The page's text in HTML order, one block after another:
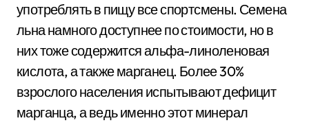
употреблять в пищу все спортсмены. Семена
льна намного доступнее по стоимости, но в
них тоже содержится альфа-линоленовая
кислота, а также марганец. Более 30%
взрослого населения испытывают дефицит
марганца, а ведь именно этот минерал